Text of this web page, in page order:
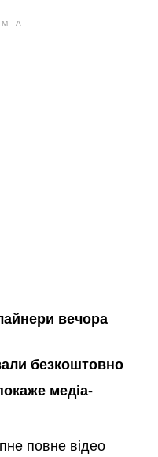
вечора
безкоштовно
медіа-
повне відео